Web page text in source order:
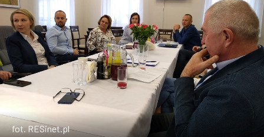
ROZRYWKA
W KINACH
GASTRONOMIA
ZDJĘCIA
fot. RESinet.pl